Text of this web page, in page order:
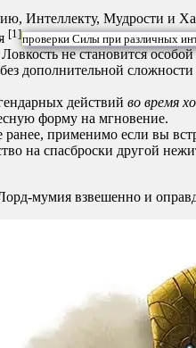
Интеллекту, Мудрости и
[1]проверки Силы при различных
не становится
дополнительной
действий во время
форму на мгновение.
применимо если вы
на спасброски другой
мумия взвешенно и